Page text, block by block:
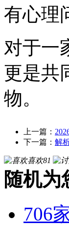
有心理
对于一
更是共
物。
上一篇：
下一篇： 解
喜欢81
随机为
706